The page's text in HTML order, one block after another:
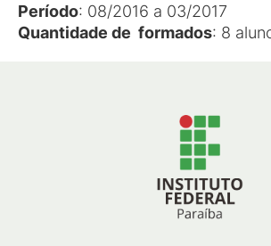
Período: 08/2016 a 03/2017
Quantidade de formados: 8